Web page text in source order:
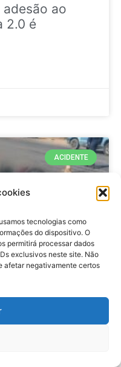
tecnologias como
do dispositivo. O
permitirá processar dados
exclusivos neste site. Não
afetar negativamente certos
adesão ao
2.0 é
ACIDENTE
do trabalho
em
na RN 118
RN